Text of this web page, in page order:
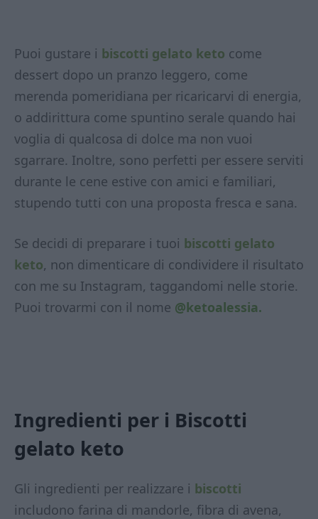
Puoi gustare i biscotti gelato keto come
dessert dopo un pranzo leggero, come
merenda pomeridiana per ricaricarvi di energia,
o addirittura come spuntino serale quando hai
voglia di qualcosa di dolce ma non vuoi
sgarrare. Inoltre, sono perfetti per essere serviti
durante le cene estive con amici e familiari,
stupendo tutti con una proposta fresca e sana.
Se decidi di preparare i tuoi biscotti gelato
keto, non dimenticare di condividere il risultato
con me su Instagram, taggandomi nelle storie.
Puoi trovarmi con il nome @ketoalessia.
Ingredienti per i Biscotti
gelato keto
Gli ingredienti per realizzare i biscotti
includono farina di mandorle, fibra di avena,